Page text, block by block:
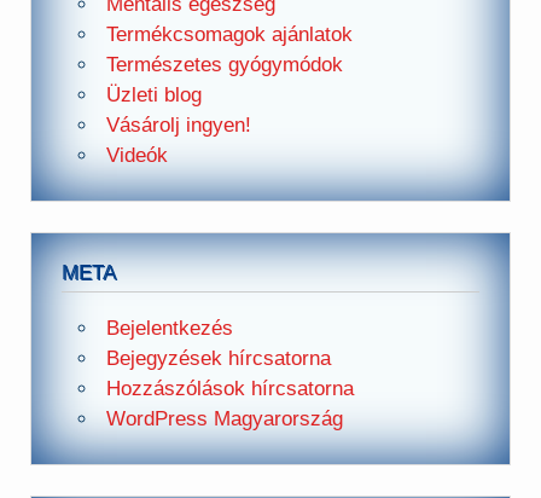
Termékcsomagok ajánlatok
Természetes gyógymódok
Üzleti blog
Vásárolj ingyen!
Videók
META
Bejelentkezés
Bejegyzések hírcsatorna
Hozzászólások hírcsatorna
WordPress Magyarország